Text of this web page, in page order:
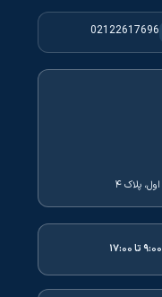
02122617696
پلاک ۴